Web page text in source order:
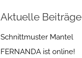
Aktuelle Beiträge
Schnittmuster Mantel
FERNANDA ist online!